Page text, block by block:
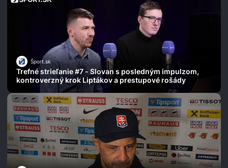
Šport.sk
Trefné strieľanie #7 - Slovan s posledným impulzom,
kontroverzný krok Liptákov a prestupové rošády